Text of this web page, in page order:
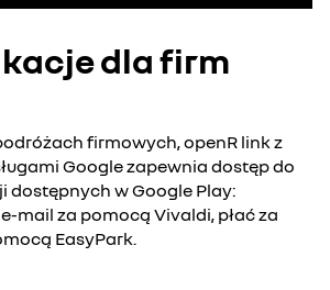
dla firm
firmowych, openR link z
Google zapewnia dostęp do
dostępnych w Google Play:
mail za pomocą Vivaldi, płać za
EasyPark.